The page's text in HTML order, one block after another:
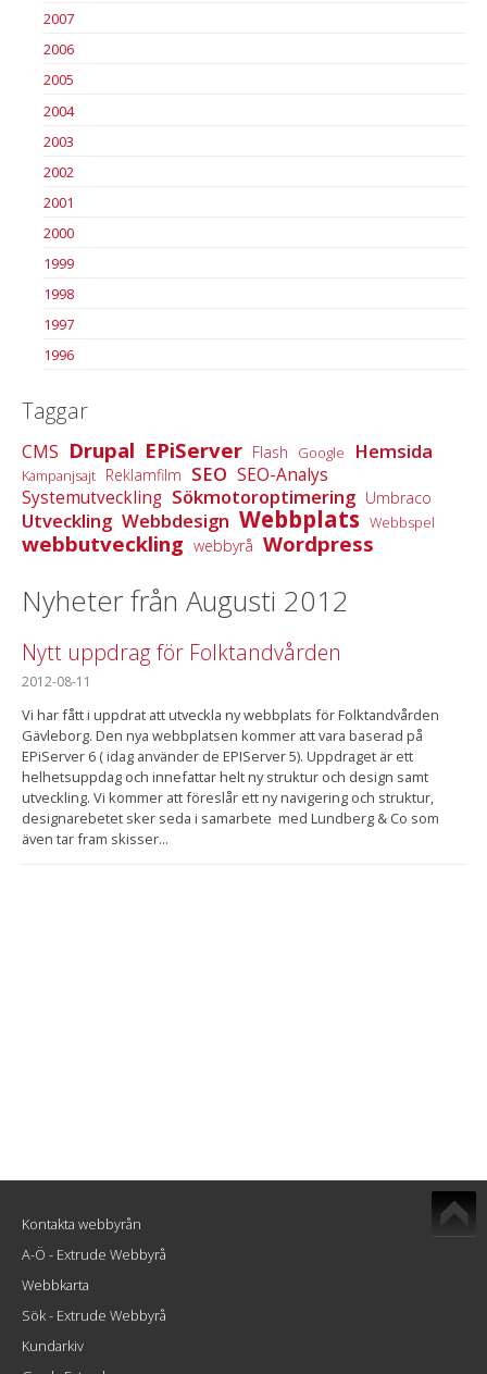
2007
2006
2005
2004
2003
2002
2001
2000
1999
1998
1997
1996
Taggar
CMS Drupal EPiServer Flash Google Hemsida
Kampanjsajt Reklamfilm SEO SEO-Analys
Systemutveckling Sökmotoroptimering Umbraco
Utveckling Webbdesign Webbplats Webbspel
webbutveckling webbyrå Wordpress
Nyheter från Augusti 2012
Nytt uppdrag för Folktandvården
2012-08-11
Vi har fått i uppdrat att utveckla ny webbplats för Folktandvården
Gävleborg. Den nya webbplatsen kommer att vara baserad på
EPiServer 6 ( idag använder de EPIServer 5). Uppdraget är ett
helhetsuppdag och innefattar helt ny struktur och design samt
utveckling. Vi kommer att föreslår ett ny navigering och struktur,
designarebetet sker seda i samarbete med Lundberg & Co som
även tar fram skisser...
Kontakta webbyrån
A-Ö - Extrude Webbyrå
Webbkarta
Sök - Extrude Webbyrå
Kundarkiv